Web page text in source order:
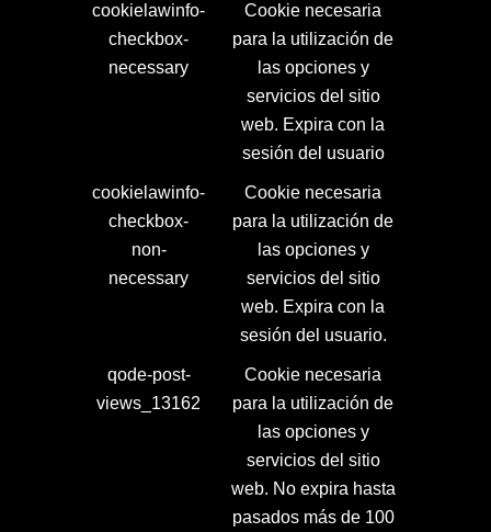
cookielawinfo-
checkbox-
necessary
Cookie necesaria
para la utilización de
las opciones y
servicios del sitio
web. Expira con la
sesión del usuario
cookielawinfo-
checkbox-
non-
necessary
Cookie necesaria
para la utilización de
las opciones y
servicios del sitio
web. Expira con la
sesión del usuario.
qode-post-
views_13162
Cookie necesaria
para la utilización de
las opciones y
servicios del sitio
web. No expira hasta
pasados más de 100